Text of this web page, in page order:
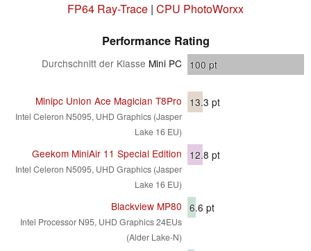
FP64 Ray-Trace | CPU PhotoWorxx
Performance Rating
Durchschnitt der Klasse Mini PC 100 pt
Minipc Union Ace Magician T8Pro
Intel Celeron N5095, UHD Graphics (Jasper
Lake 16 EU)
13.3 pt
Geekom MiniAir 11 Special Edition
Intel Celeron N5095, UHD Graphics (Jasper
Lake 16 EU)
12.8 pt
Blackview MP80
Intel Processor N95, UHD Graphics 24EUs
(Alder Lake-N)
6.6 pt